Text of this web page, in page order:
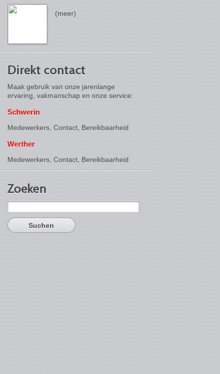
(meer)
Direkt contact
Maak gebruik van onze jarenlange
ervaring, vakmanschap en onze service:
Schwerin
Medewerkers, Contact, Bereikbaarheid
Werther
Medewerkers, Contact, Bereikbaarheid
Zoeken
Suchen
nach: